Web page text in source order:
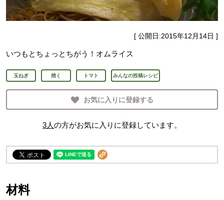
[ 公開日:2015年12月14日 ]
いつもとちょっとちがう！オムライス
玉ねぎ 焼く トマト みんなの投稿レシピ
お気に入りに登録する
3人の方がお気に入りに登録しています。
材料